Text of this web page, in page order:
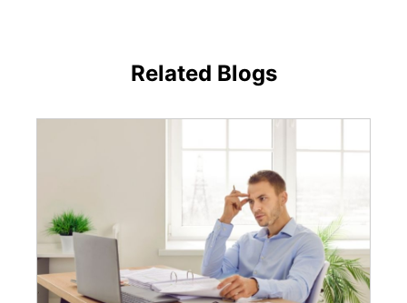
Related Blogs